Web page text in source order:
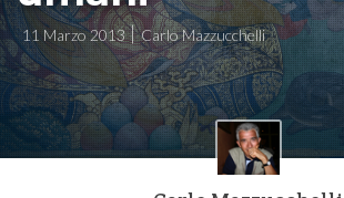
11 Marzo 2013 Carlo Mazzucchelli